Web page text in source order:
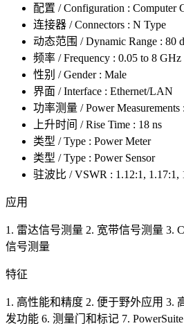
配置 / Configuration : Computer
连接器 / Connectors : N Type
动态范围 / Dynamic Range : 80
频率 / Frequency : 0.05 to 8 GHz
性别 / Gender : Male
界面 / Interface : Ethernet/LAN
功率测量 / Power Measurements
上升时间 / Rise Time : 18 ns
类型 / Type : Power Meter
类型 / Type : Power Sensor
驻波比 / VSWR : 1.12:1, 1.17:1,
应用
1. 雷达信号测量 2. 宽带信号测量 3.
信号测量
特征
1. 高性能和精度 2. 便于野外应用 3.
发功能 6. 测量门和标记 7.